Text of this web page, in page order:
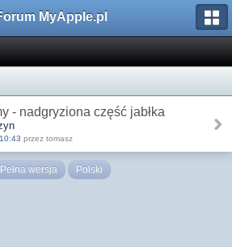
MyApple.pl
- nadgryziona część jabłka
przez tomasz
Pełna wersja Polski